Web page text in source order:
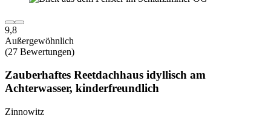
9,8
Außergewöhnlich
(27 Bewertungen)
Zauberhaftes Reetdachhaus idyllisch am
Achterwasser, kinderfreundlich
Zinnowitz